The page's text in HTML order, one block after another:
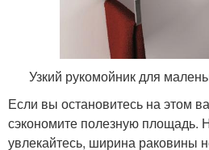
Узкий рукомойник для
Если вы остановитесь на этом
сэкономите полезную площадь.
увлекайтесь, ширина раковины